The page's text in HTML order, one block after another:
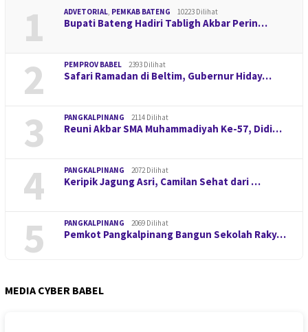
1 ADVETORIAL, PEMKAB BATENG 10223 Dilihat
Bupati Bateng Hadiri Tabligh Akbar Perin…
2 PEMPROV BABEL 2393 Dilihat
Safari Ramadan di Beltim, Gubernur Hiday…
3 PANGKALPINANG 2114 Dilihat
Reuni Akbar SMA Muhammadiyah Ke-57, Didi…
4 PANGKALPINANG 2072 Dilihat
Keripik Jagung Asri, Camilan Sehat dari …
5 PANGKALPINANG 2069 Dilihat
Pemkot Pangkalpinang Bangun Sekolah Raky…
MEDIA CYBER BABEL